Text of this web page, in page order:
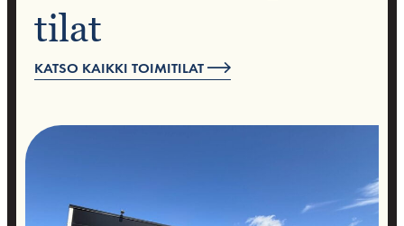
tilat
KATSO KAIKKI TOIMITILAT